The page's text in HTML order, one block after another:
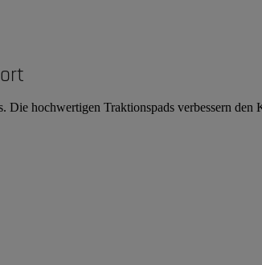
hochwertigen Traktionspads verbessern